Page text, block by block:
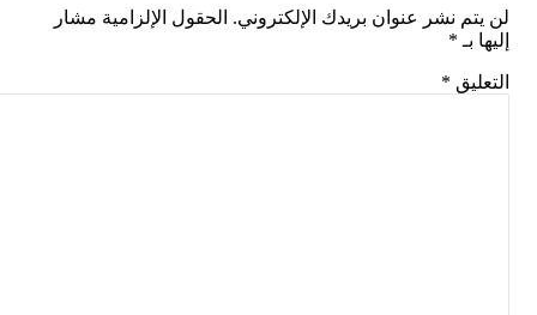
نشر عنوان بريدك الإلكتروني. الحقول الإلزامية مشار